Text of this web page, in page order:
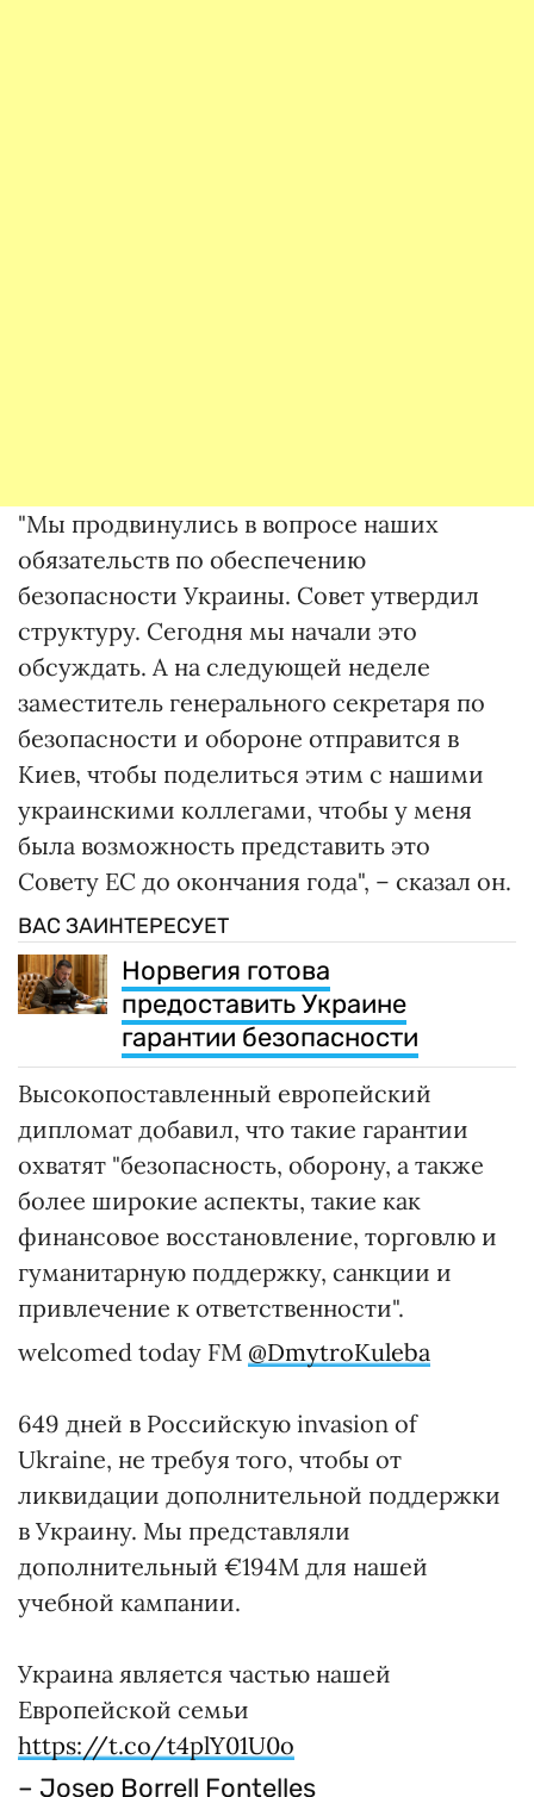
"Мы продвинулись в вопросе наших
обязательств по обеспечению
безопасности Украины. Совет утвердил
структуру. Сегодня мы начали это
обсуждать. А на следующей неделе
заместитель генерального секретаря по
безопасности и обороне отправится в
Киев, чтобы поделиться этим с нашими
украинскими коллегами, чтобы у меня
была возможность представить это
Совету ЕС до окончания года", – сказал он.
ВАС ЗАИНТЕРЕСУЕТ
Норвегия готова
предоставить Украине
гарантии безопасности
Высокопоставленный европейский
дипломат добавил, что такие гарантии
охватят "безопасность, оборону, а также
более широкие аспекты, такие как
финансовое восстановление, торговлю и
гуманитарную поддержку, санкции и
привлечение к ответственности".
welcomed today FM @DmytroKuleba
649 дней в Российскую invasion of
Ukraine, не требуя того, чтобы от
ликвидации дополнительной поддержки
в Украину. Мы представляли
дополнительный €194M для нашей
учебной кампании.
Украина является частью нашей
Европейской семьи
https://t.co/t4plY01U0o
– Josep Borrell Fontelles